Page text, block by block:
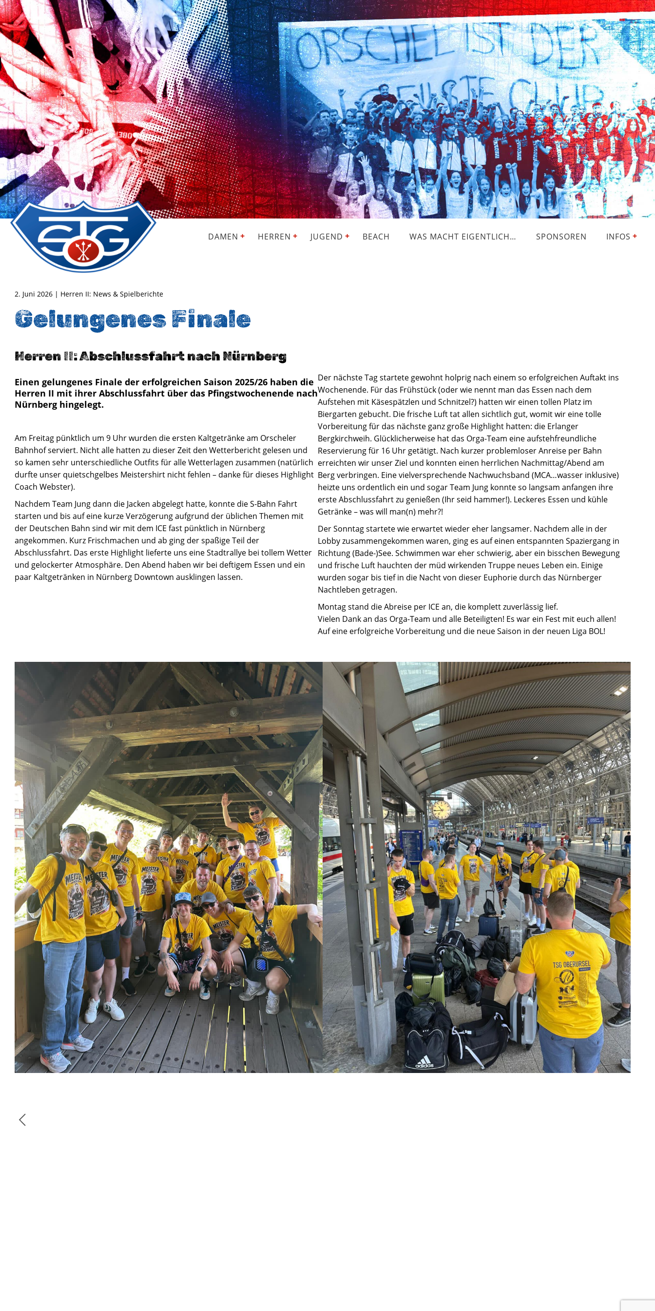
DAMEN HERREN JUGEND BEACH WAS MACHT EIGENTLICH… SPONSOREN INFOS
2. Juni 2026 | Herren II: News & Spielberichte
Gelungenes Finale
Herren II: Abschlussfahrt nach Nürnberg
Einen gelungenes Finale der erfolgreichen Saison 2025/26 haben die
Herren II mit ihrer Abschlussfahrt über das Pfingstwochenende nach
Nürnberg hingelegt.
Am Freitag pünktlich um 9 Uhr wurden die ersten Kaltgetränke am Orscheler
Bahnhof serviert. Nicht alle hatten zu dieser Zeit den Wetterbericht gelesen und
so kamen sehr unterschiedliche Outfits für alle Wetterlagen zusammen (natürlich
durfte unser quietschgelbes Meistershirt nicht fehlen – danke für dieses Highlight
Coach Webster).
Nachdem Team Jung dann die Jacken abgelegt hatte, konnte die S-Bahn Fahrt
starten und bis auf eine kurze Verzögerung aufgrund der üblichen Themen mit
der Deutschen Bahn sind wir mit dem ICE fast pünktlich in Nürnberg
angekommen. Kurz Frischmachen und ab ging der spaßige Teil der
Abschlussfahrt. Das erste Highlight lieferte uns eine Stadtrallye bei tollem Wetter
und gelockerter Atmosphäre. Den Abend haben wir bei deftigem Essen und ein
paar Kaltgetränken in Nürnberg Downtown ausklingen lassen.
Der nächste Tag startete gewohnt holprig nach einem so erfolgreichen Auftakt ins
Wochenende. Für das Frühstück (oder wie nennt man das Essen nach dem
Aufstehen mit Käsespätzlen und Schnitzel?) hatten wir einen tollen Platz im
Biergarten gebucht. Die frische Luft tat allen sichtlich gut, womit wir eine tolle
Vorbereitung für das nächste ganz große Highlight hatten: die Erlanger
Bergkirchweih. Glücklicherweise hat das Orga-Team eine aufstehfreundliche
Reservierung für 16 Uhr getätigt. Nach kurzer problemloser Anreise per Bahn
erreichten wir unser Ziel und konnten einen herrlichen Nachmittag/Abend am
Berg verbringen. Eine vielversprechende Nachwuchsband (MCA…wasser inklusive)
heizte uns ordentlich ein und sogar Team Jung konnte so langsam anfangen ihre
erste Abschlussfahrt zu genießen (Ihr seid hammer!). Leckeres Essen und kühle
Getränke – was will man(n) mehr?!
Der Sonntag startete wie erwartet wieder eher langsamer. Nachdem alle in der
Lobby zusammengekommen waren, ging es auf einen entspannten Spaziergang in
Richtung (Bade-)See. Schwimmen war eher schwierig, aber ein bisschen Bewegung
und frische Luft hauchten der müd wirkenden Truppe neues Leben ein. Einige
wurden sogar bis tief in die Nacht von dieser Euphorie durch das Nürnberger
Nachtleben getragen.
Montag stand die Abreise per ICE an, die komplett zuverlässig lief.
Vielen Dank an das Orga-Team und alle Beteiligten! Es war ein Fest mit euch allen!
Auf eine erfolgreiche Vorbereitung und die neue Saison in der neuen Liga BOL!